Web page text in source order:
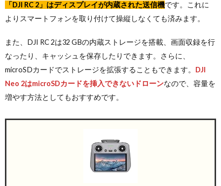
「DJI RC 2」はディスプレイが内蔵された送信機です。これに
よりスマートフォンを取り付けて操縦しなくても済みます。
また、DJI RC 2は32 GBの内蔵ストレージを搭載、画面収録を行
なったり、キャッシュを保存したりできます。さらに、
microSDカードでストレージを拡張することもできます。 DJI
Neo 2はmicroSDカードを挿入できないドローンなので、容量を
増やす方法としてもおすすめです。